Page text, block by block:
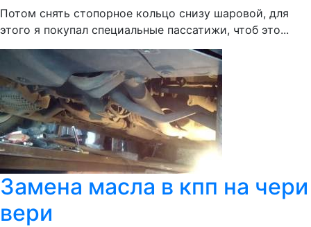
Потом снять стопорное кольцо снизу шаровой, для
этого я покупал специальные пассатижи, чтоб это...
Замена масла в кпп на чери
вери